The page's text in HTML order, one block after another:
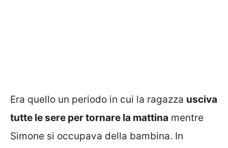
Era quello un periodo in cui la ragazza usciva
tutte le sere per tornare la mattina mentre
Simone si occupava della bambina. In